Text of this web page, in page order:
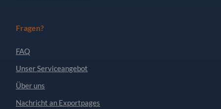
Fragen?
FAQ
Unser Serviceangebot
Über uns
Nachricht an Exportpages